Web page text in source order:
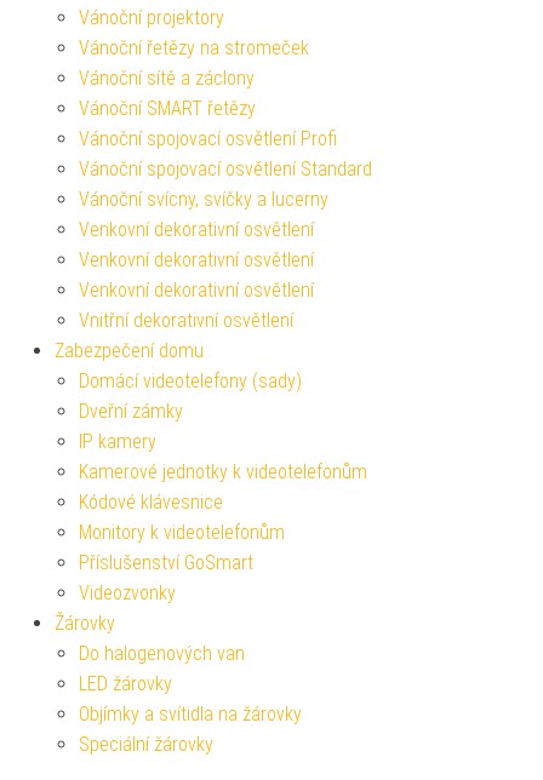
Vánoční projektory
Vánoční řetězy na stromeček
Vánoční sítě a záclony
Vánoční SMART řetězy
Vánoční spojovací osvětlení Profi
Vánoční spojovací osvětlení Standard
Vánoční svícny, svíčky a lucerny
Venkovní dekorativní osvětlení
Venkovní dekorativní osvětlení
Venkovní dekorativní osvětlení
Vnitřní dekorativní osvětlení
Zabezpečení domu
Domácí videotelefony (sady)
Dveřní zámky
IP kamery
Kamerové jednotky k videotelefonům
Kódové klávesnice
Monitory k videotelefonům
Příslušenství GoSmart
Videozvonky
Žárovky
Do halogenových van
LED žárovky
Objímky a svítidla na žárovky
Speciální žárovky